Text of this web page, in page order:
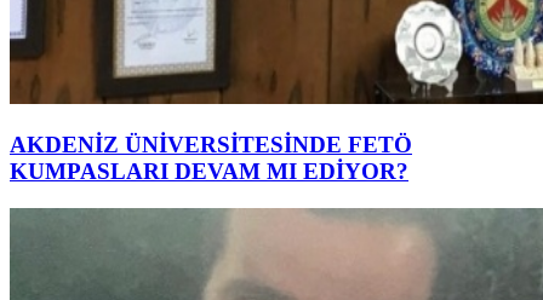
AKDENİZ ÜNİVERSİTESİNDE FETÖ
KUMPASLARI DEVAM MI EDİYOR?